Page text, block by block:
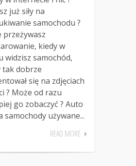
już siły na
samochodu ?
przeżywasz
kiedy w
widzisz samochód,
dobrze
się na zdjęciach
? Może od razu
go zobaczyć ? Auto
samochody używane...
READ MORE